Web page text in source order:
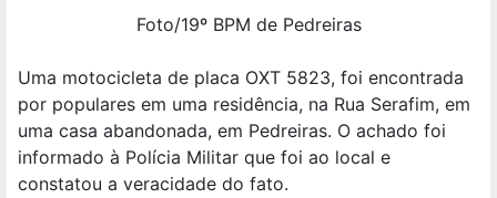
Foto/19º BPM de Pedreiras
Uma motocicleta de placa OXT 5823, foi encontrada
por populares em uma residência, na Rua Serafim, em
uma casa abandonada, em Pedreiras. O achado foi
informado à Polícia Militar que foi ao local e
constatou a veracidade do fato.